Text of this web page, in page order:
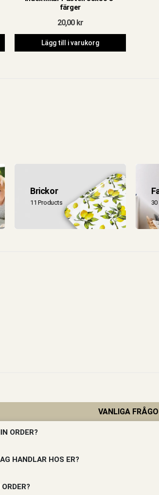
färger
20,00 kr
Lägg till i varukorg
Brickor
11 Products
VANLIGA
ORDER?
HANDLAR HOS ER?